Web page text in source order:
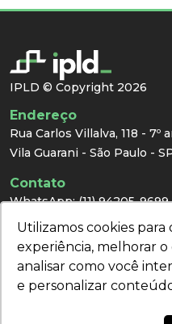
Utilizamos cookies
experiência, melhorar
analisar como você
e personalizar
Utilizamos cookies
experiência, melhorar
analisar como você
e personalizar
IPLD © Copyright 2026
Endereço
Rua Carlos Villalva, 118 - 7º
Vila Guarani - São Paulo -
Contato
WhatsApp: (11) 94205-9699
E-mail:
Imprensa
Redes Sociais